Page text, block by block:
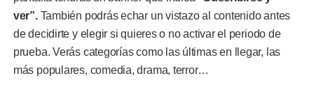
ver”.También podrás echar un vistazo al contenido antes
de decidirte y elegir si quieres o no activar el periodo de
prueba. Verás categorías como las últimas en llegar, las
más populares, comedia, drama, terror…